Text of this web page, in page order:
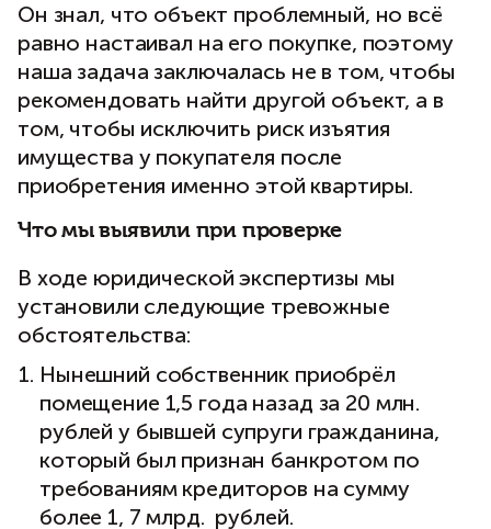
Он знал, что объект проблемный, но всё
равно настаивал на его покупке, поэтому
наша задача заключалась не в том, чтобы
рекомендовать найти другой объект, а в
том, чтобы исключить риск изъятия
имущества у покупателя после
приобретения именно этой квартиры.
Что мы выявили при проверке
В ходе юридической экспертизы мы
установили следующие тревожные
обстоятельства:
Нынешний собственник приобрёл
помещение 1,5 года назад за 20 млн.
рублей у бывшей супруги гражданина,
который был признан банкротом по
требованиям кредиторов на сумму
более 1, 7 млрд. рублей.